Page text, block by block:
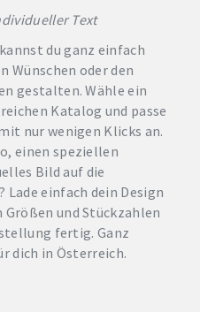
Text
du ganz einfach
Wünschen oder den
gestalten. Wähle ein
Katalog und passe
nur wenigen Klicks an.
einen speziellen
Bild auf die
einfach dein Design
und Stückzahlen
fertig. Ganz
dich in Österreich.